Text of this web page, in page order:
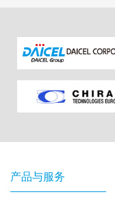
产品与服务